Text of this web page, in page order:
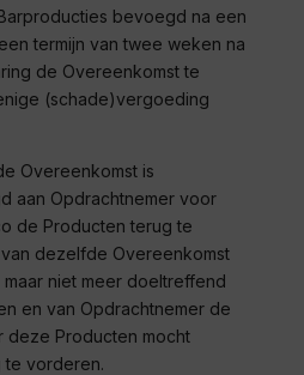
bevoegd na een
termijn van twee weken na
de Overeenkomst te
(schade)vergoeding
Overeenkomst is
aan Opdrachtnemer voor
de Producten terug te
dezelfde Overeenkomst
niet meer doeltreffend
en van Opdrachtnemer de
deze Producten mocht
te vorderen.